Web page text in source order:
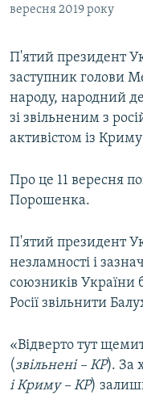
Усі сайти RFE/RL
вересня 2019 року
П'ятий президент
заступник голови
народу, народний
зі звільненим з
активістом із Криму
Про це 11 вересня
Порошенка.
П'ятий президент
незламності і
союзників України
Росії звільнити
«Відверто тут
(звільнені – КР). За
і Криму – КР)